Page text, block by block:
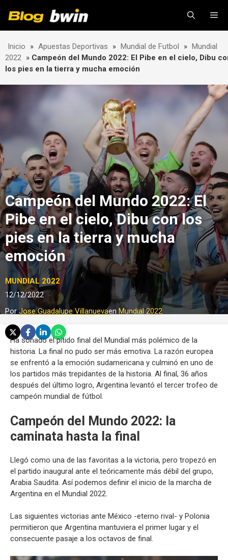
Inicio » Apuestas Deportivas » Mundial de Futbol » Mundial
2022 » Campeón del Mundo 2022: El Pibe en el cielo, Dibu
los pies en la tierra y mucha emoción
Campeón del Mundo 2022: El
Pibe en el cielo, Dibu con los
pies en la tierra y mucha
emoción
MUNDIAL 2022
12/12/2022
PorJose Guadalupe Villanuevaen Mundial 2022
Ha sonado el pitido final del Mundial más polémico de la
historia. La final no pudo ser más emotiva. La razón europea
se enfrentó a la emoción sudamericana y culminó en uno de
los partidos más trepidantes de la historia. Al final, 36 años
después del último logro, Argentina levantó el tercer trofeo de
campeón mundial de fútbol.
Campeón del Mundo 2022: la
caminata hasta la final
Llegó como una de las favoritas a la victoria, pero tropezó en
el partido inaugural ante el teóricamente más débil del grupo,
Arabia Saudita. Así podemos definir el inicio de la marcha de
Argentina en el Mundial 2022.
Las siguientes victorias ante México -eterno rival- y Polonia
permitieron que Argentina mantuviera el primer lugar y el
consecuente pasaje a los octavos de final.